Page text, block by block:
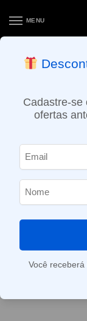
MENU
ENTREGA NO
Cadastre-se
ofertas
Você